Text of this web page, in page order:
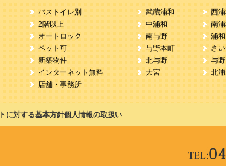
バストイレ別
2階以上
オートロック
ペット可
新築物件
インターネット無料
店舗・事務所
武蔵浦和
中浦和
南与野
与野本町
北与野
大宮
西
南
浦和
さ
与野
北
に対する基本方針個人情報の取扱い